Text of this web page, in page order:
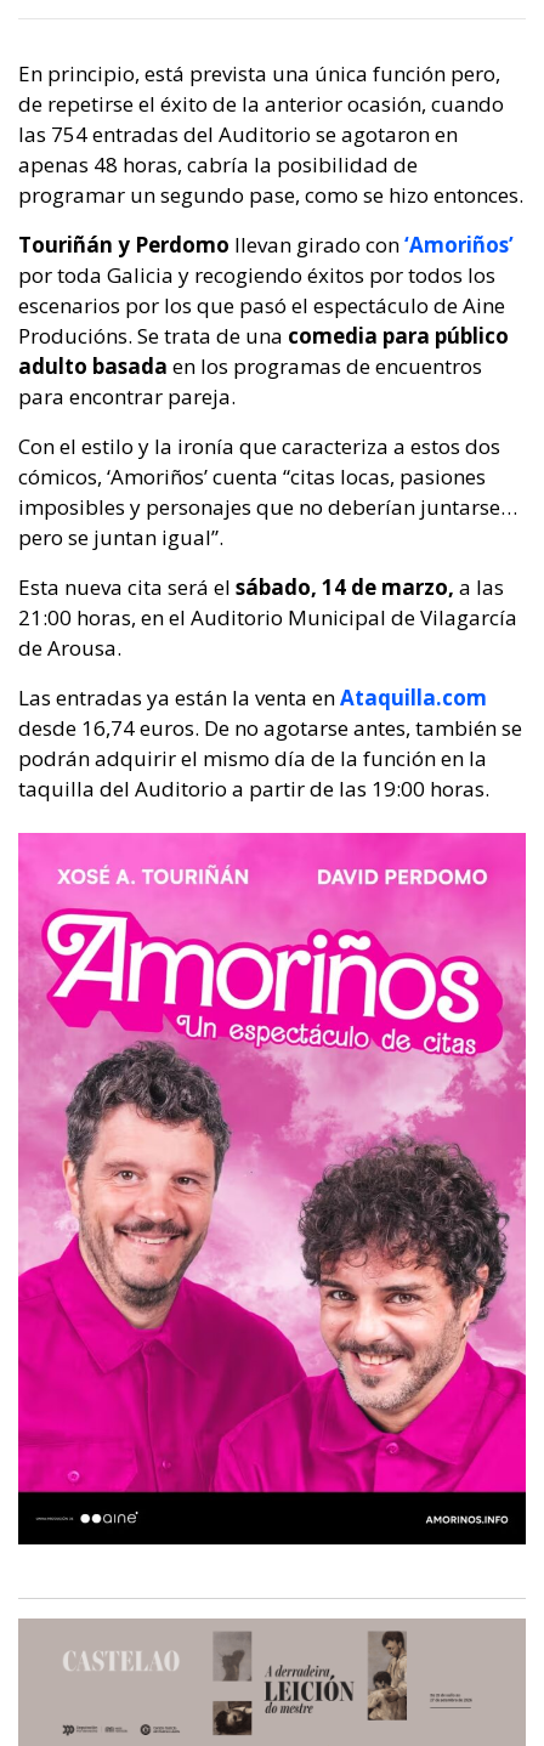
En principio, está prevista una única función pero,
de repetirse el éxito de la anterior ocasión, cuando
las 754 entradas del Auditorio se agotaron en
apenas 48 horas, cabría la posibilidad de
programar un segundo pase, como se hizo entonces.
Touriñán y Perdomo llevan girado con‘Amoriños’
por toda Galicia y recogiendo éxitos por todos los
escenarios por los que pasó el espectáculo de Aine
Producións. Se trata de una comedia para público
adulto basada en los programas de encuentros
para encontrar pareja.
Con el estilo y la ironía que caracteriza a estos dos
cómicos, ‘Amoriños’ cuenta “citas locas, pasiones
imposibles y personajes que no deberían juntarse…
pero se juntan igual”.
Esta nueva cita será el sábado, 14 de marzo, a las
21:00 horas, en el Auditorio Municipal de Vilagarcía
de Arousa.
Las entradas ya están la venta enAtaquilla.com
desde 16,74 euros. De no agotarse antes, también se
podrán adquirir el mismo día de la función en la
taquilla del Auditorio a partir de las 19:00 horas.